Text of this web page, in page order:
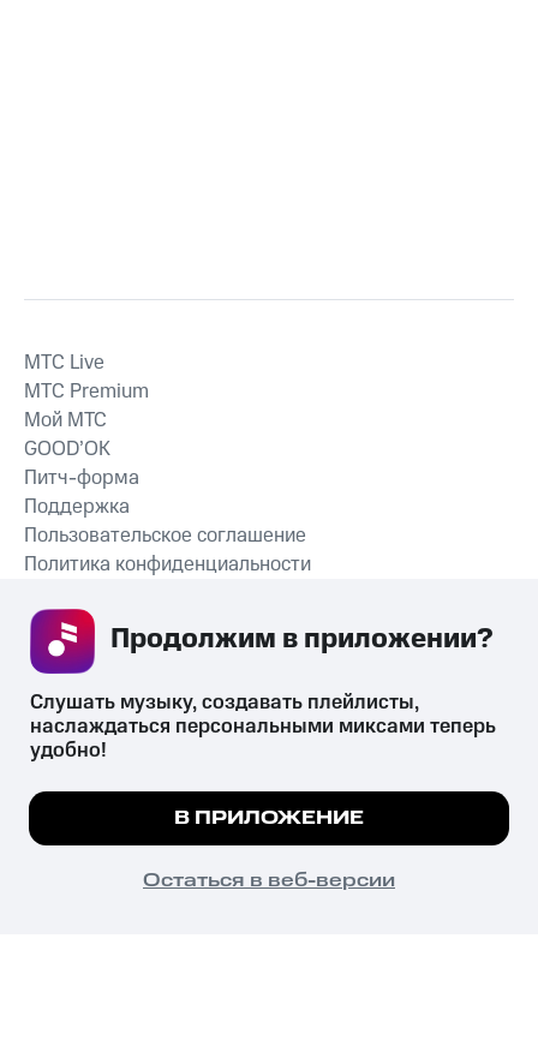
СКАЧАТЬ ПРИЛОЖЕНИЕ
MTС Live
MTС Premium
Мой МТС
GOOD’OK
Питч-форма
Поддержка
Пользовательское соглашение
Политика конфиденциальности
психотропных веществ, их аналогов причиняет вред здоровью,
их незаконный оборот запрещён и влечёт установленную
законодательством ответственность.
© 2026 ООО «КИОН».
Все права защищены
Мы используем куки, чтобы на сайте все
Подробнее
ПОНЯТНО
Слушать музыку, создавать плейлисты,
наслаждаться персональными миксами теперь
удобно!
В ПРИЛОЖЕНИЕ
Остаться в веб-версии